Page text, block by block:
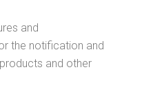
and
the notification and
and other